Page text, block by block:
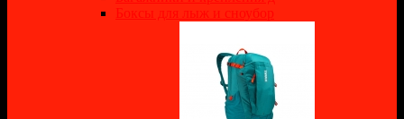
Боксы для лыж и сноубор